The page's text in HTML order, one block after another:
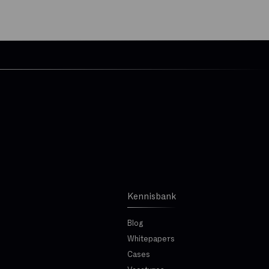
Kennisbank
Blog
Whitepapers
Cases